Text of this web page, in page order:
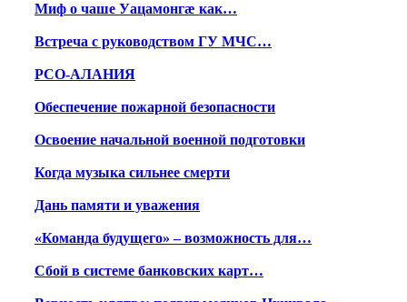
Миф о чаше Уацамонгæ как…
Встреча с руководством ГУ МЧС…
РСО-АЛАНИЯ
Обеспечение пожарной безопасности
Освоение начальной военной подготовки
Когда музыка сильнее смерти
Дань памяти и уважения
«Команда будущего» – возможность для…
Сбой в системе банковских карт…